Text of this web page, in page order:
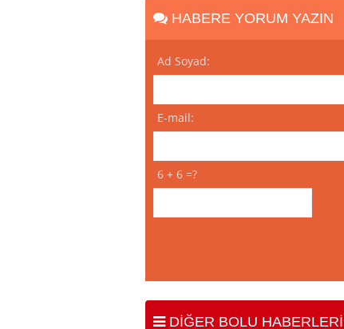
HABERE YORUM YAZIN
Ad Soyad:
E-mail:
6 + 6 =?
DİĞER BOLU HABERLERİ